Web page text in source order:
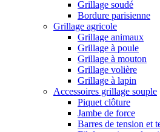
Grillage soudé
Bordure parisienne
Grillage agricole
Grillage animaux
Grillage à poule
Grillage à mouton
Grillage volière
Grillage à lapin
Accessoires grillage souple
Piquet clôture
Jambe de force
Barres de tension et